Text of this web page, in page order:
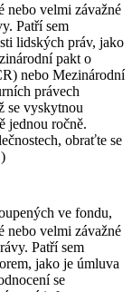
nebo velmi závažné
Patří sem
lidských práv, jako
pakt o
nebo Mezinárodní
právech
se vyskytnou
jednou ročně.
obraťte se
ve fondu,
nebo velmi závažné
Patří sem
jako je úmluva
se